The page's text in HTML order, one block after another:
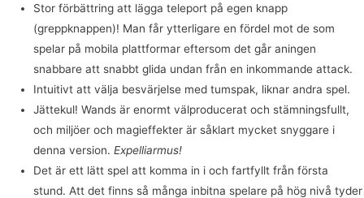
Stor förbättring att lägga teleport på egen knapp
(greppknappen)! Man får ytterligare en fördel mot de som
spelar på mobila plattformar eftersom det går aningen
snabbare att snabbt glida undan från en inkommande attack.
Intuitivt att välja besvärjelse med tumspak, liknar andra spel.
Jättekul! Wands är enormt välproducerat och stämningsfullt,
och miljöer och magieffekter är såklart mycket snyggare i
denna version.Expelliarmus!
Det är ett lätt spel att komma in i och fartfyllt från första
stund. Att det finns så många inbitna spelare på hög nivå tyder